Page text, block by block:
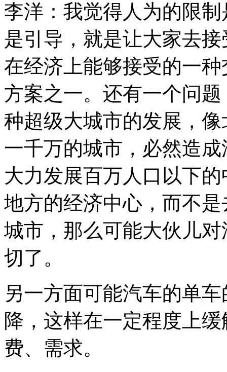
李洋：我觉得人为的限
是引导，就是让大家去
在经济上能够接受的一
方案之一。还有一个问
种超级大城市的发展，
一千万的城市，必然造
大力发展百万人口以下
地方的经济中心，而不
城市，那么可能大伙儿
切了。
另一方面可能汽车的单
降，这样在一定程度上
费、需求。